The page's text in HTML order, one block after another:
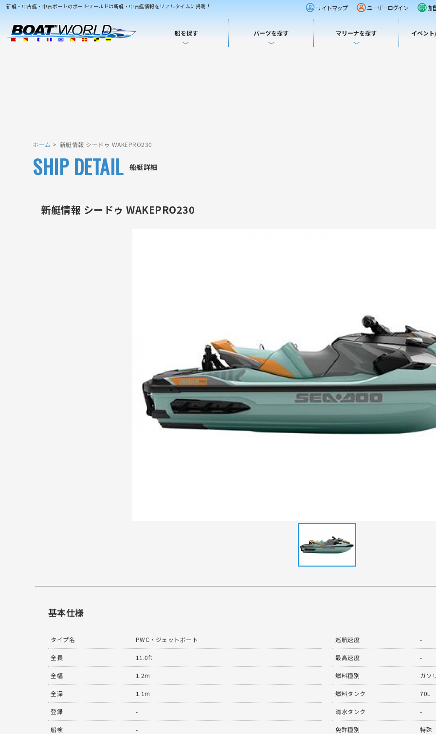
新艇・中古艇・中古ボートのボートワールドは新艇・中古艇情報をリアルタイムに掲載！ サイトマップ ユーザーログイン 加
船を探す パーツを探す マリーナを探す イベン
ホーム 新艇情報 シードゥ WAKEPRO230
船艇詳細
SHIP DETAIL
新艇情報 シードゥ WAKEPRO230
基本仕様
タイプ名 PWC・ジェットボート
全長 11.0ft
全幅 1.2m
全深 1.1m
登録 -
船検 -
巡航速度 -
最高速度 -
燃料種別 ガソ
燃料タンク 70L
清水タンク -
免許種別 特殊